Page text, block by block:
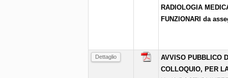
RADIOLOGIA
FUNZIONARI da
Dettaglio
AVVISO PUBBLICO
COLLOQUIO, PER